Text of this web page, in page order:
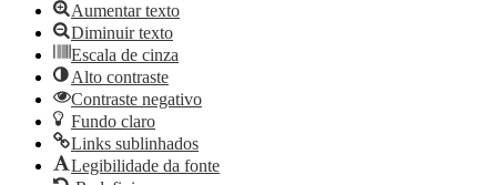
Aumentar texto
Diminuir texto
Escala de cinza
Alto contraste
Contraste negativo
Fundo claro
Links sublinhados
Legibilidade da fonte